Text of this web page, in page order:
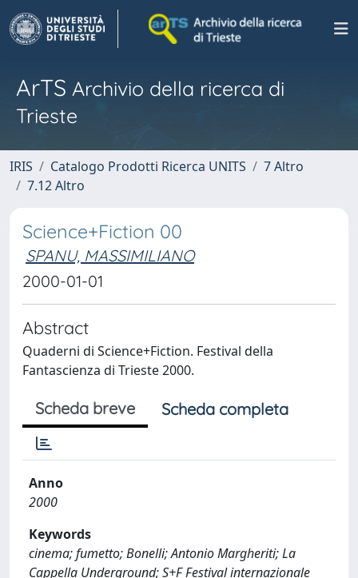
ArTS Archivio della ricerca di
Trieste
IRIS Catalogo Prodotti Ricerca UNITS
7 Altro
7.12 Altro
Science+Fiction 00
SPANU, MASSIMILIANO
2000-01-01
Abstract
Quaderni di Science+Fiction. Festival della
Fantascienza di Trieste 2000.
Scheda breve Scheda completa
Anno
2000
Keywords
cinema; fumetto; Bonelli; Antonio Margheriti; La
Cappella Underground; S+F Festival internazionale